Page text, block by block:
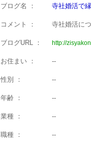
ブログ名 ： 寺社婚活で
コメント ： 寺社婚活に
ブログURL ： http://
お住まい ： --
性別 ： --
年齢 ： --
業種 ： --
職種 ： --